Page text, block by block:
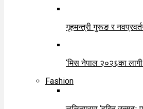
गृहमन्त्री गुरूङ र
‘मिस नेपाल २०२६का
Fashion